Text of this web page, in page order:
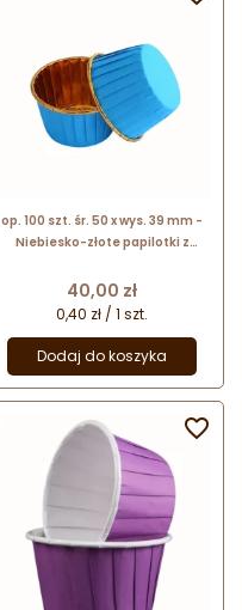
op. 100 szt. śr. 50 x wys. 39 mm -
Niebiesko-złote papilotki z
aluminiową do pieczenia
babeczek
Cena
40,00 zł
0,40 zł / 1 szt.
Dodaj do koszyka
